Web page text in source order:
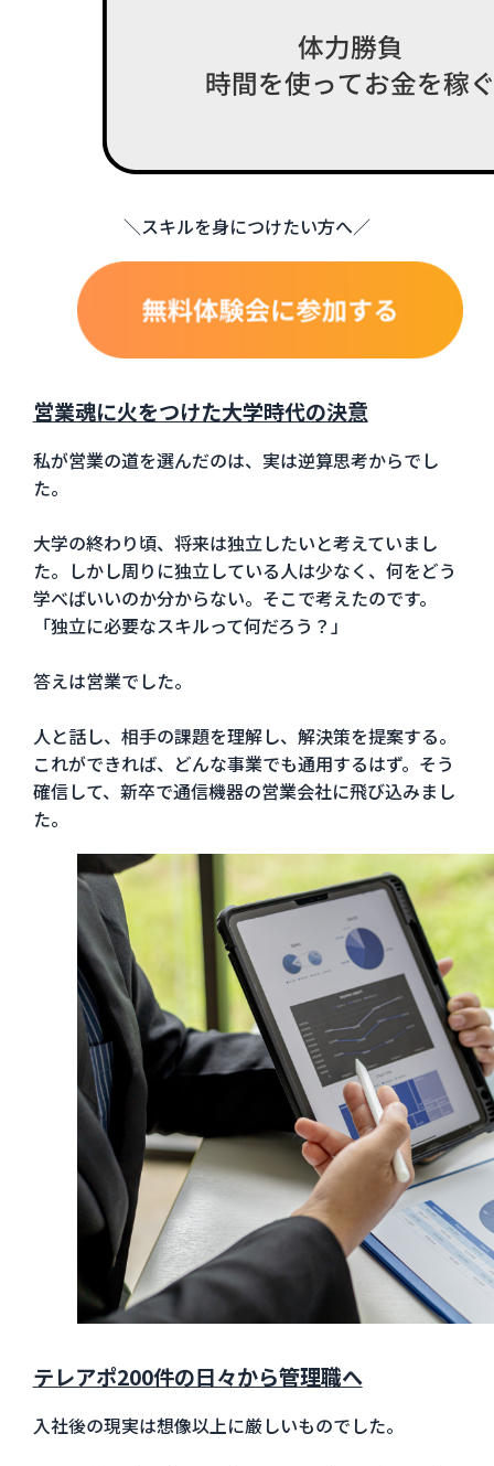
＼スキルを身につけたい方へ／
営業魂に火をつけた大学時代の決意
私が営業の道を選んだのは、実は逆算思考からでし
た。
大学の終わり頃、将来は独立したいと考えていまし
た。しかし周りに独立している人は少なく、何をどう
学べばいいのか分からない。そこで考えたのです。
「独立に必要なスキルって何だろう？」
答えは営業でした。
人と話し、相手の課題を理解し、解決策を提案する。
これができれば、どんな事業でも通用するはず。そう
確信して、新卒で通信機器の営業会社に飛び込みまし
た。
テレアポ200件の日々から管理職へ
入社後の現実は想像以上に厳しいものでした。